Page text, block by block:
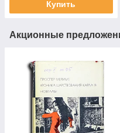
Купить
Акционные